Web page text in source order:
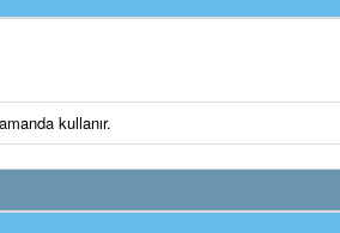
kullanır.